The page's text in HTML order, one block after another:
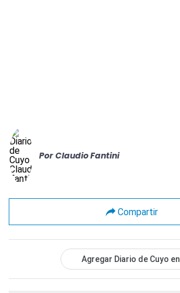
Por Claudio Fantini
Compartir
Agregar Diario de Cuyo en